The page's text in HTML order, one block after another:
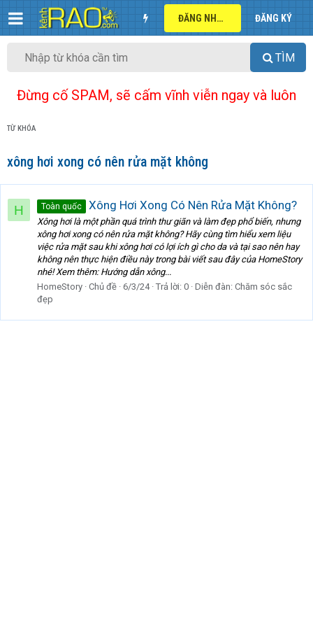
ĐĂNG NHẬP ĐĂNG KÝ
TÌM
Đừng cố SPAM, sẽ cấm vĩnh viễn ngay và luôn
TỪ KHÓA
xông hơi xong có nên rửa mặt không
H Toàn quốc Xông Hơi Xong Có Nên Rửa Mặt Không?
Xông hơi là một phần quá trình thư giãn và làm đẹp phổ biến, nhưng
xông hơi xong có nên rửa mặt không? Hãy cùng tìm hiểu xem liệu
việc rửa mặt sau khi xông hơi có lợi ích gì cho da và tại sao nên hay
không nên thực hiện điều này trong bài viết sau đây của HomeStory
nhé! Xem thêm: Hướng dẫn xông...
HomeStory Chủ đề 6/3/24 Trả lời: 0 Diễn đàn: Chăm sóc sắc
đẹp